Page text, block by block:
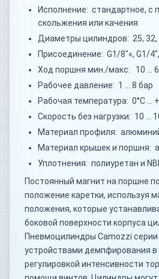
Исполнение: стандартное, с
скольжения или качения
Диаметры цилиндров: 25, 32,
Присоединение: G1/8"«, G1/
Ход поршня мин./макс: 10 …
Рабочее давление: 1 … 8 бар
Рабочая температура: 0°C …
Скорость без нагрузки: 10 …
Материал профиля:
Материал крышек и поршня:
Уплотнения: полиуретан и
Постоянный магнит на поршне
положение каретки, используя
положения, которые
боковой поверхности корпуса
Пневмоцилиндры Camozzi
устройствами демпфирования в
регулировкой интенсивности